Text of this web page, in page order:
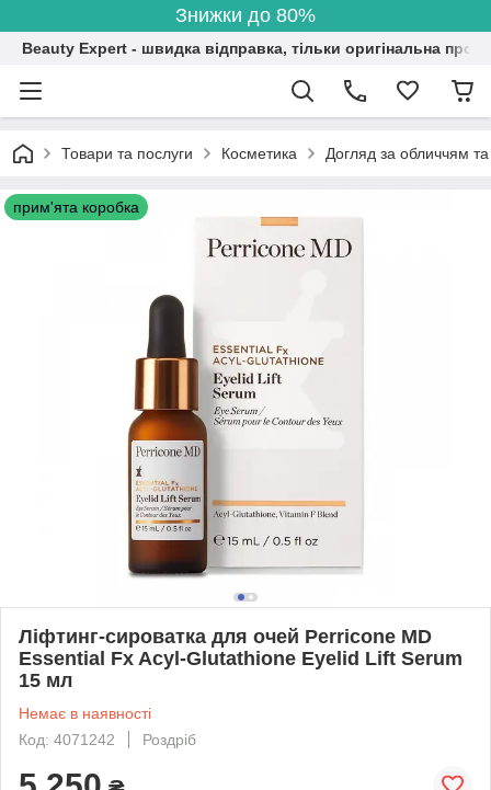
Знижки до 80%
Beauty Expert - швидка відправка, тільки оригінальна
Товари та послуги Косметика Догляд за обличчям
прим'ята коробка
Ліфтинг-сироватка для очей Perricone MD
Essential Fx Acyl-Glutathione Eyelid Lift Serum
15 мл
Немає в наявності
Код: 4071242
Роздріб